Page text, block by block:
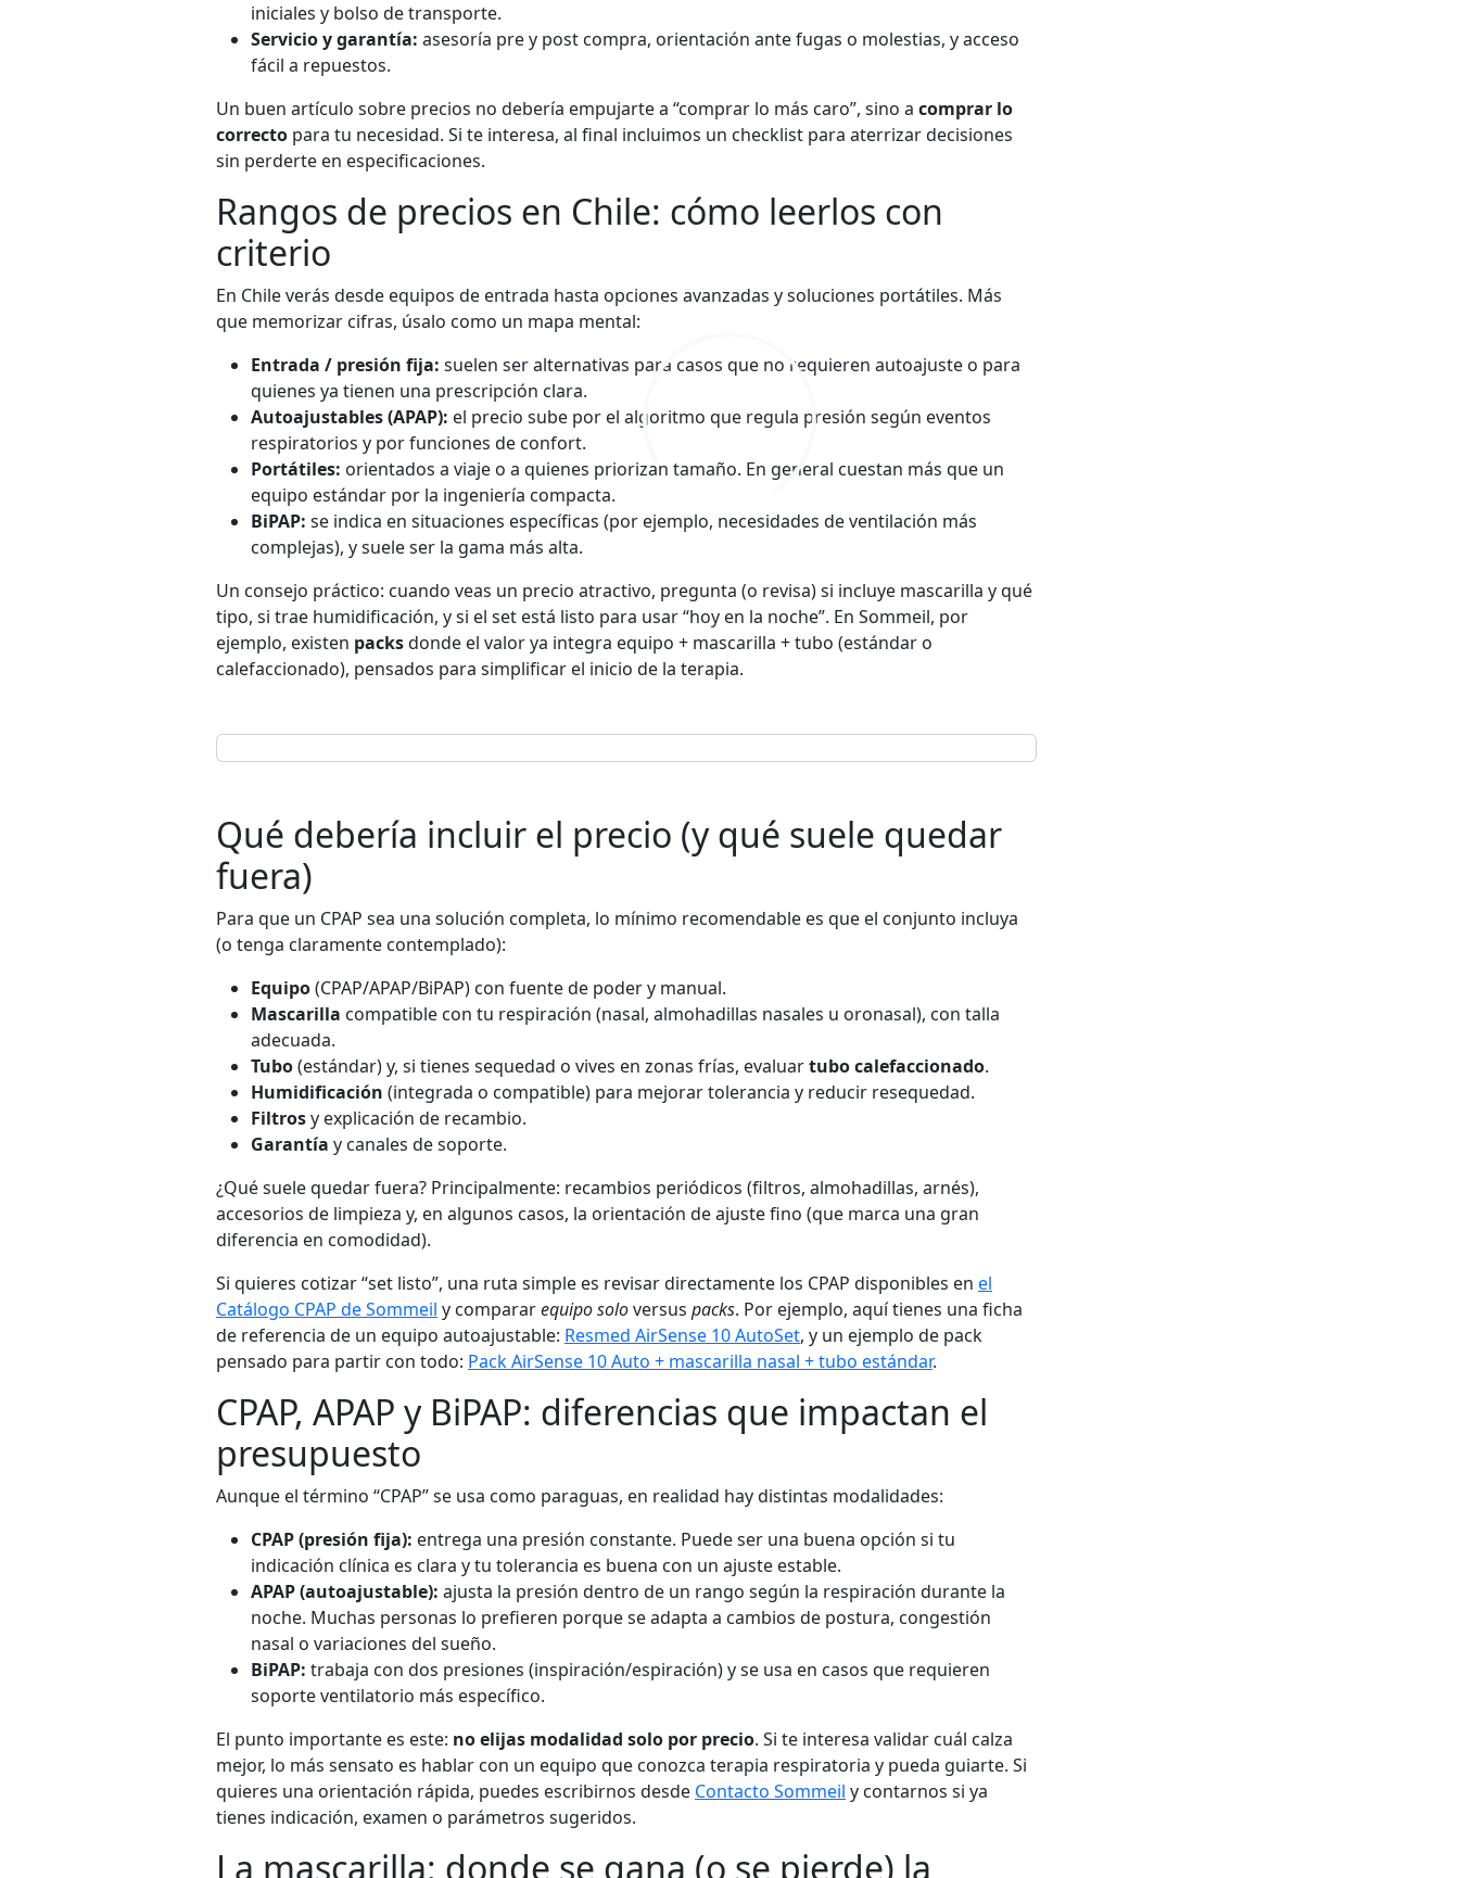
iniciales y bolso de transporte.
Servicio y garantía: asesoría pre y post compra, orientación ante fugas o molestias, y acceso
fácil a repuestos.
Un buen artículo sobre precios no debería empujarte a “comprar lo más caro”, sino a comprar lo
correcto para tu necesidad. Si te interesa, al final incluimos un checklist para aterrizar decisiones
sin perderte en especificaciones.
Rangos de precios en Chile: cómo leerlos con
criterio
En Chile verás desde equipos de entrada hasta opciones avanzadas y soluciones portátiles. Más
que memorizar cifras, úsalo como un mapa mental:
Entrada / presión fija: suelen ser alternativas para casos que no requieren autoajuste o para
quienes ya tienen una prescripción clara.
Autoajustables (APAP): el precio sube por el algoritmo que regula presión según eventos
respiratorios y por funciones de confort.
Portátiles: orientados a viaje o a quienes priorizan tamaño. En general cuestan más que un
equipo estándar por la ingeniería compacta.
BiPAP: se indica en situaciones específicas (por ejemplo, necesidades de ventilación más
complejas), y suele ser la gama más alta.
Un consejo práctico: cuando veas un precio atractivo, pregunta (o revisa) si incluye mascarilla y qué
tipo, si trae humidificación, y si el set está listo para usar “hoy en la noche”. En Sommeil, por
ejemplo, existen packsdonde el valor ya integra equipo + mascarilla + tubo (estándar o
calefaccionado), pensados para simplificar el inicio de la terapia.
Qué debería incluir el precio (y qué suele quedar
fuera)
Para que un CPAP sea una solución completa, lo mínimo recomendable es que el conjunto incluya
(o tenga claramente contemplado):
Equipo(CPAP/APAP/BiPAP) con fuente de poder y manual.
Mascarilla compatible con tu respiración (nasal, almohadillas nasales u oronasal), con talla
adecuada.
Tubo(estándar) y, si tienes sequedad o vives en zonas frías, evaluartubo calefaccionado.
Humidificación (integrada o compatible) para mejorar tolerancia y reducir resequedad.
Filtrosy explicación de recambio.
Garantía y canales de soporte.
¿Qué suele quedar fuera? Principalmente: recambios periódicos (filtros, almohadillas, arnés),
accesorios de limpieza y, en algunos casos, la orientación de ajuste fino (que marca una gran
diferencia en comodidad).
Si quieres cotizar “set listo”, una ruta simple es revisar directamente los CPAP disponibles en el
Catálogo CPAP de Sommeil y compararequipo soloversus packs. Por ejemplo, aquí tienes una ficha
de referencia de un equipo autoajustable: Resmed AirSense 10 AutoSet, y un ejemplo de pack
pensado para partir con todo: Pack AirSense 10 Auto + mascarilla nasal + tubo estándar.
CPAP, APAP y BiPAP: diferencias que impactan el
presupuesto
Aunque el término “CPAP” se usa como paraguas, en realidad hay distintas modalidades:
CPAP (presión fija): entrega una presión constante. Puede ser una buena opción si tu
indicación clínica es clara y tu tolerancia es buena con un ajuste estable.
APAP (autoajustable): ajusta la presión dentro de un rango según la respiración durante la
noche. Muchas personas lo prefieren porque se adapta a cambios de postura, congestión
nasal o variaciones del sueño.
BiPAP: trabaja con dos presiones (inspiración/espiración) y se usa en casos que requieren
soporte ventilatorio más específico.
El punto importante es este: no elijas modalidad solo por precio. Si te interesa validar cuál calza
mejor, lo más sensato es hablar con un equipo que conozca terapia respiratoria y pueda guiarte. Si
quieres una orientación rápida, puedes escribirnos desde Contacto Sommeil y contarnos si ya
tienes indicación, examen o parámetros sugeridos.
La mascarilla: donde se gana (o se pierde) la